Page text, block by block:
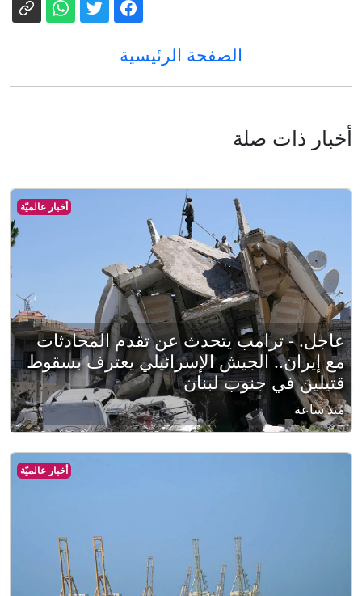
الصفحة الرئيسية
أخبار ذات صلة
أخبار عالميّة
عاجل. - ترامب يتحدث عن تقدم المحادثات
مع إيران.. الجيش الإسرائيلي يعترف بسقوط
قتيلين في جنوب لبنان
منذ ساعة
أخبار عالميّة